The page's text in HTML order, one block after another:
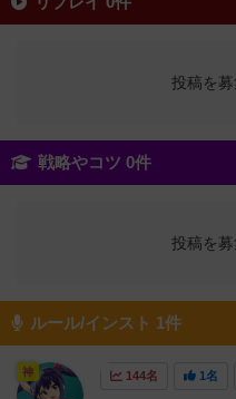
投稿を
戦略やコツ 0件
投稿を
ルール/インスト 1件
144名 1名
神